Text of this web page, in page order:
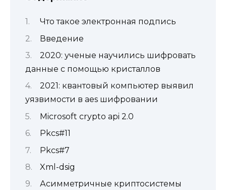
Что такое электронная подпись
Введение
2020: ученые научились шифровать
данные с помощью кристаллов
2021: квантовый компьютер выявил
уязвимости в aes шифровании
Microsoft crypto api 2.0
Pkcs#11
Pkcs#7
Xml-dsig
Асимметричные криптосистемы